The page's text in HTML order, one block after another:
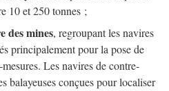
10 et 250 tonnes ;
des mines, regroupant les navires
principalement pour la pose de
Les navires de contre-
balayeuses conçues pour localiser